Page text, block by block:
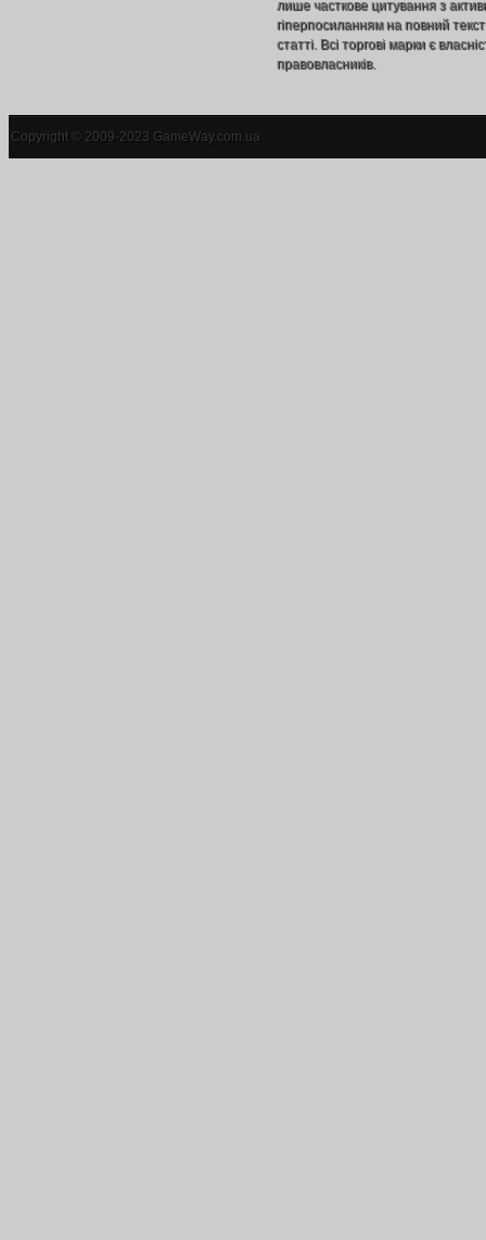
лише часткове цитування з
гіперпосиланням на повний текст
статті. Всі торгові марки є
правовласників.
Copyright © 2009-2023 GameWay.com.ua